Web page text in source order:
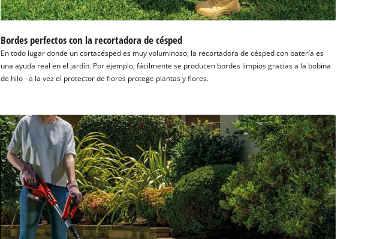
Bordes perfectos con la recortadora de césped
En todo lugar donde un cortacésped es muy voluminoso, la recortadora de césped con batería es
una ayuda real en el jardín. Por ejemplo, fácilmente se producen bordes limpios gracias a la bobina
de hilo - a la vez el protector de flores protege plantas y flores.